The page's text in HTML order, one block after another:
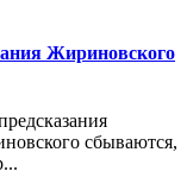
Жириновского
сбываются,